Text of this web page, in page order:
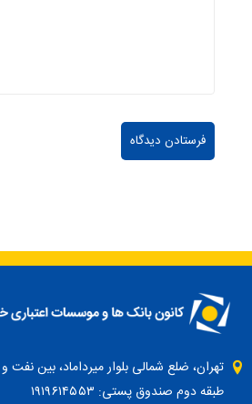
طبقه دوم صندوق پستی: ۱۹۱۹۶۱۴۵۵۳